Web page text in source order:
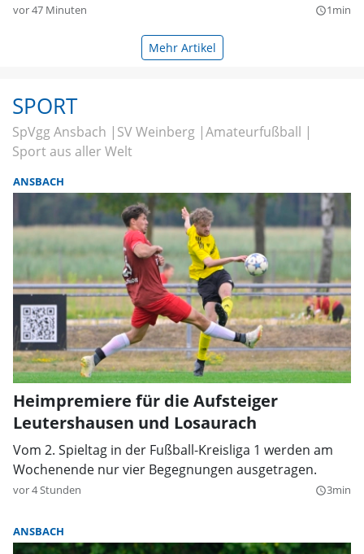
vor 47 Minuten query_builder1min
Mehr Artikel
SPORT
SpVgg Ansbach SV Weinberg Amateurfußball
Sport aus aller Welt
ANSBACH
Heimpremiere für die Aufsteiger
Leutershausen und Losaurach
Vom 2. Spieltag in der Fußball-Kreisliga 1 werden am
Wochenende nur vier Begegnungen ausgetragen.
vor 4 Stunden query_builder3min
ANSBACH